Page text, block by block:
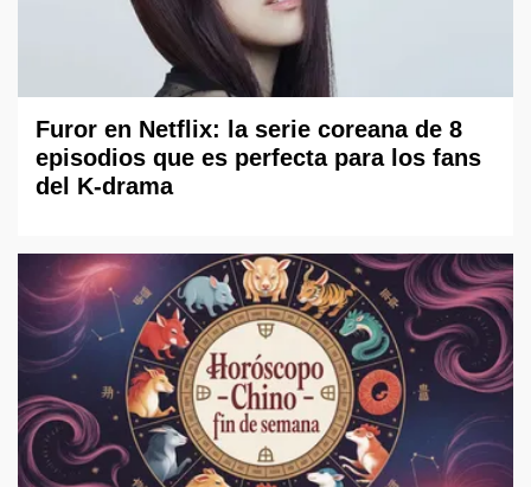
Furor en Netflix: la serie coreana de 8
episodios que es perfecta para los fans
del K-drama